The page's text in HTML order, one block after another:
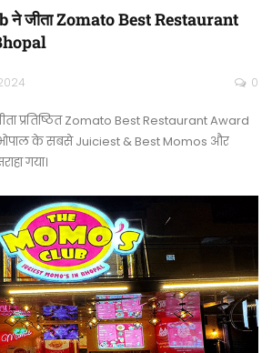
ने जीता Zomato Best Restaurant
0
प्रतिष्ठित Zomato Best Restaurant Award
के सबसे Juiciest & Best Momos और
गया।